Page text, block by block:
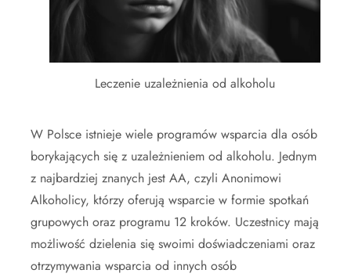
Leczenie uzależnienia od alkoholu
W Polsce istnieje wiele programów wsparcia dla osób
borykających się z uzależnieniem od alkoholu. Jednym
z najbardziej znanych jest AA, czyli Anonimowi
Alkoholicy, którzy oferują wsparcie w formie spotkań
grupowych oraz programu 12 kroków. Uczestnicy mają
możliwość dzielenia się swoimi doświadczeniami oraz
otrzymywania wsparcia od innych osób